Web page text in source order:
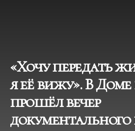
«Хочу передать
я её вижу». В
прошёл вечер